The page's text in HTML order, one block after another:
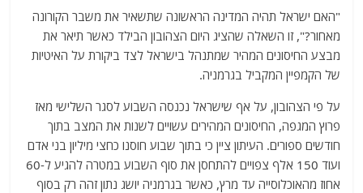
at
s
A
p
p
e
g
ra
m
ai
l
itt
er
c
e
o
o
k
"האם ישראל תהיה המדינה הראשונה שתשאיר את משבר הקורונה
מאחור?", זו השאלה שהציג היום הצהובון הבילד כאשר תיאר את
מבצע החיסונים המהיר שמתנהל בישראל לצד ביקורת על האיטיות
של הקמפיין המקביל בגרמניה.
על פי הצהובון, על אף שישראל נכנסה השבוע לסגר השלישי מאז
פרוץ המגפה, החיסונים המהירים עשויים לשנות את המצב בתוך
חודשים ספורים. העיתון ציין כי בתוך שבוע חוסנו כחצי מיליון בני אדם
ועוד 150 אלף צפויים להתחסן את סוף השבוע במטרה להגיע ל-60
אחוז מהאוכלוסייה עד מרץ, כאשר בגרמניה יושג נתון זהה רק בסוף